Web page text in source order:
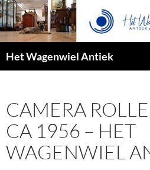
Het Wagenwiel Antiek
CAMERA
CA 1956 – HET
WAGENWIEL